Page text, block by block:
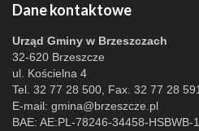
Dane kontaktowe
Urząd Gminy w Brzeszczach
32-620 Brzeszcze
ul. Kościelna 4
Tel. 32 77 28 500, Fax. 32 77 28 591
E-mail: gmina@brzeszcze.pl
BAE: AE:PL-78246-34458-HSBWB-